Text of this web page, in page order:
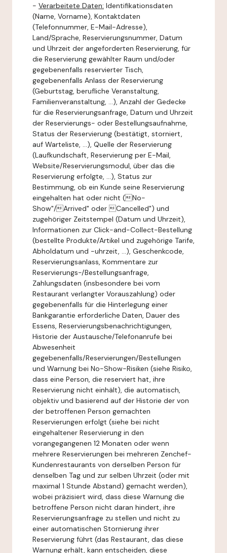
- Verarbeitete Daten: Identifikationsdaten
(Name, Vorname), Kontaktdaten
(Telefonnummer, E-Mail-Adresse),
Land/Sprache, Reservierungsnummer, Datum
und Uhrzeit der angeforderten Reservierung, für
die Reservierung gewählter Raum und/oder
gegebenenfalls reservierter Tisch,
gegebenenfalls Anlass der Reservierung
(Geburtstag, berufliche Veranstaltung,
Familienveranstaltung, ...), Anzahl der Gedecke
für die Reservierungsanfrage, Datum und Uhrzeit
der Reservierungs- oder Bestellungsaufnahme,
Status der Reservierung (bestätigt, storniert,
auf Warteliste, ...), Quelle der Reservierung
(Laufkundschaft, Reservierung per E-Mail,
Website/Reservierungsmodul, über das die
Reservierung erfolgte, ...), Status zur
Bestimmung, ob ein Kunde seine Reservierung
eingehalten hat oder nicht (No-
Show"/Arrived" oder Cancelled") und
zugehöriger Zeitstempel (Datum und Uhrzeit),
Informationen zur Click-and-Collect-Bestellung
(bestellte Produkte/Artikel und zugehörige Tarife,
Abholdatum und -uhrzeit, ...), Geschenkcode,
Reservierungsanlass, Kommentare zur
Reservierungs-/Bestellungsanfrage,
Zahlungsdaten (insbesondere bei vom
Restaurant verlangter Vorauszahlung) oder
gegebenenfalls für die Hinterlegung einer
Bankgarantie erforderliche Daten, Dauer des
Essens, Reservierungsbenachrichtigungen,
Historie der Austausche/Telefonanrufe bei
Abwesenheit
gegebenenfalls/Reservierungen/Bestellungen
und Warnung bei No-Show-Risiken (siehe Risiko,
dass eine Person, die reserviert hat, ihre
Reservierung nicht einhält), die automatisch,
objektiv und basierend auf der Historie der von
der betroffenen Person gemachten
Reservierungen erfolgt (siehe bei nicht
eingehaltener Reservierung in den
vorangegangenen 12 Monaten oder wenn
mehrere Reservierungen bei mehreren Zenchef-
Kundenrestaurants von derselben Person für
denselben Tag und zur selben Uhrzeit (oder mit
maximal 1 Stunde Abstand) gemacht werden),
wobei präzisiert wird, dass diese Warnung die
betroffene Person nicht daran hindert, ihre
Reservierungsanfrage zu stellen und nicht zu
einer automatischen Stornierung ihrer
Reservierung führt (das Restaurant, das diese
Warnung erhält, kann entscheiden, diese